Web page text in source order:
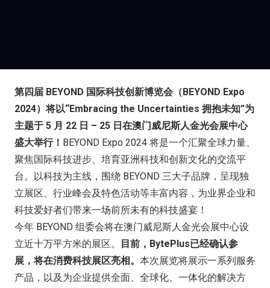
第四届 BEYOND 国际科技创新博览会（BEYOND Expo
2024）将以“Embracing the Uncertainties 拥抱未知”为
主题于 5 月 22 日 – 25 日在澳门威尼斯人金光会展中心
盛大举行！ BEYOND Expo 2024 将是一个汇聚全球力量、
聚焦国际科技进步、培育亚洲科技和创新文化的交流平
台。以科技为主线，围绕 BEYOND 三大子品牌，呈现独
立展区、行业峰会及特色活动等丰富内容，为业界企业和
科技爱好者们带来一场前所未有的科技盛宴！
今年 BEYOND 组委会将在澳门威尼斯人金光会展中心设
立近十万平方米的展区。
目前，BytePlus已经确认参
展，将在消费科技展区亮相。 本次展览将展示一系列服务
产品，以及为企业提供全面、全球化、一体化的解决方